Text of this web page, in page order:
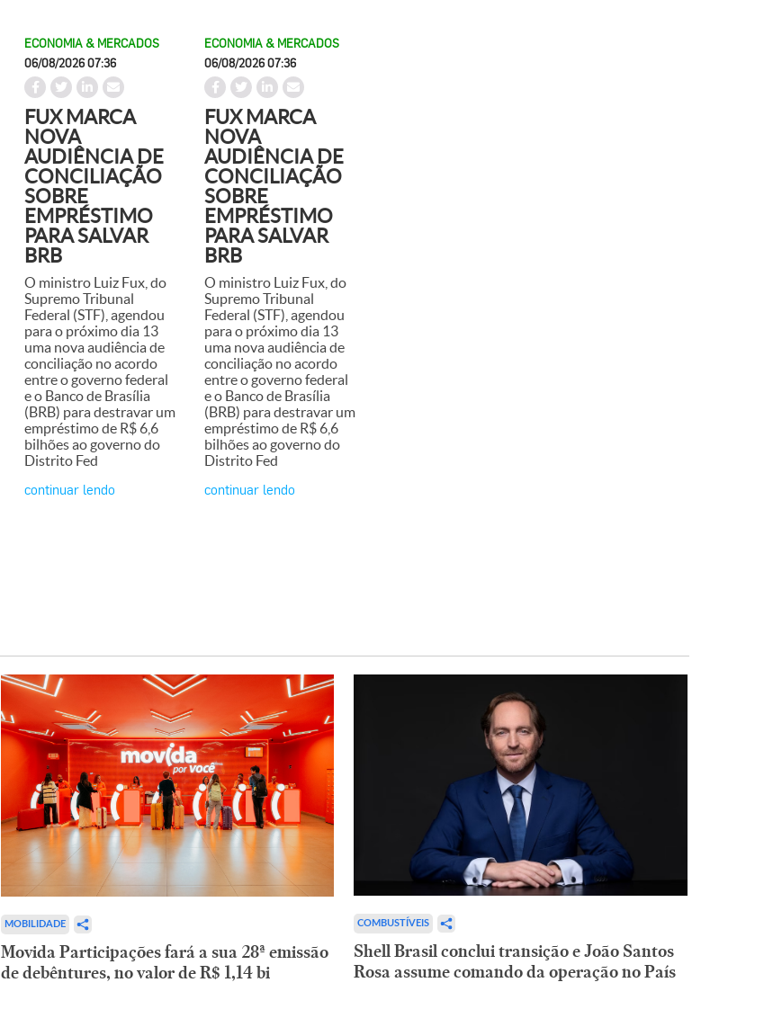
ECONOMIA & MERCADOS
06/08/2026 07:36
FUX MARCA
NOVA
AUDIÊNCIA DE
CONCILIAÇÃO
SOBRE
EMPRÉSTIMO
PARA SALVAR
BRB
O ministro Luiz Fux, do
Supremo Tribunal
Federal (STF), agendou
para o próximo dia 13
uma nova audiência de
conciliação no acordo
entre o governo federal
e o Banco de Brasília
(BRB) para destravar um
empréstimo de R$ 6,6
bilhões ao governo do
Distrito Fed
continuar lendo
ECONOMIA & MERCADOS
06/08/2026 07:36
FUX MARCA
NOVA
AUDIÊNCIA DE
CONCILIAÇÃO
SOBRE
EMPRÉSTIMO
PARA SALVAR
BRB
O ministro Luiz Fux, do
Supremo Tribunal
Federal (STF), agendou
para o próximo dia 13
uma nova audiência de
conciliação no acordo
entre o governo federal
e o Banco de Brasília
(BRB) para destravar um
empréstimo de R$ 6,6
bilhões ao governo do
Distrito Fed
continuar lendo
MOBILIDADE
Movida Participações fará a sua 28ª emissão
de debêntures, no valor de R$ 1,14 bi
COMBUSTÍVEIS
Shell Brasil conclui transição e João Santos
Rosa assume comando da operação no País